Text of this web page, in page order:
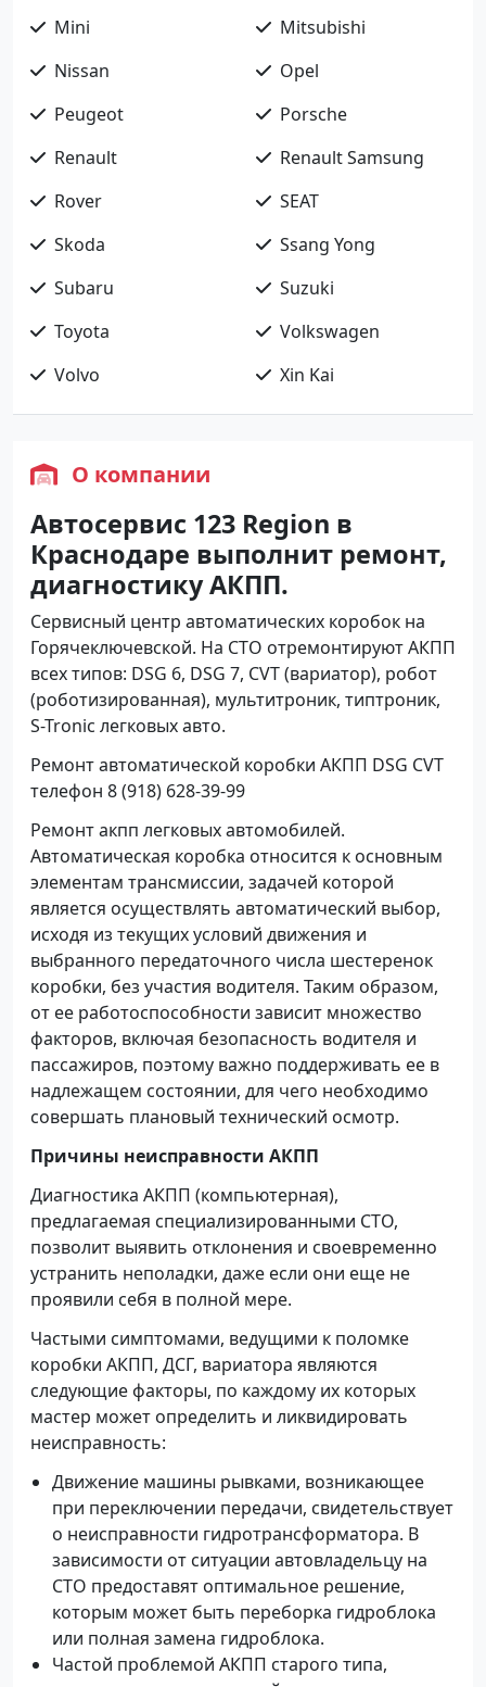
Mini
Mitsubishi
Nissan
Opel
Peugeot
Porsche
Renault
Renault Samsung
Rover
SEAT
Skoda
Ssang Yong
Subaru
Suzuki
Toyota
Volkswagen
Volvo
Xin Kai
О компании
Автосервис 123 Region в
Краснодаре выполнит ремонт,
диагностику АКПП.
Сервисный центр автоматических коробок на
Горячеключевской. На СТО отремонтируют АКПП
всех типов: DSG 6, DSG 7, CVT (вариатор), робот
(роботизированная), мультитроник, типтроник,
S-Tronic легковых авто.
Ремонт автоматической коробки АКПП DSG CVT
телефон 8 (918) 628-39-99
Ремонт акпп легковых автомобилей.
Автоматическая коробка относится к основным
элементам трансмиссии, задачей которой
является осуществлять автоматический выбор,
исходя из текущих условий движения и
выбранного передаточного числа шестеренок
коробки, без участия водителя. Таким образом,
от ее работоспособности зависит множество
факторов, включая безопасность водителя и
пассажиров, поэтому важно поддерживать ее в
надлежащем состоянии, для чего необходимо
совершать плановый технический осмотр.
Причины неисправности АКПП
Диагностика АКПП (компьютерная),
предлагаемая специализированными СТО,
позволит выявить отклонения и своевременно
устранить неполадки, даже если они еще не
проявили себя в полной мере.
Частыми симптомами, ведущими к поломке
коробки АКПП, ДСГ, вариатора являются
следующие факторы, по каждому их которых
мастер может определить и ликвидировать
неисправность:
Движение машины рывками, возникающее
при переключении передачи, свидетельствует
о неисправности гидротрансформатора. В
зависимости от ситуации автовладельцу на
СТО предоставят оптимальное решение,
которым может быть переборка гидроблока
или полная замена гидроблока.
Частой проблемой АКПП старого типа,